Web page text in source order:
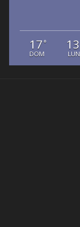
17°
DOM
13
LUN